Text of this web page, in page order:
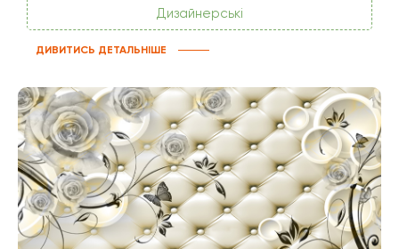
Дизайнерські
ДИВИТИСЬ ДЕТАЛЬНІШЕ